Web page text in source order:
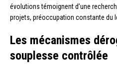
évolutions témoignent d’une
projets, préoccupation constante du
Les mécanismes
souplesse contrôlée